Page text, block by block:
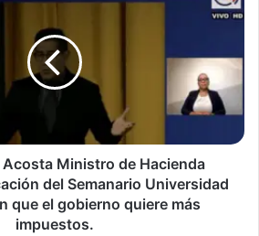
Acosta Ministro de Hacienda
del Semanario Universidad
que el gobierno quiere más
impuestos.